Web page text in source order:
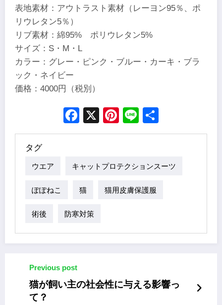
表地素材：アウトラスト素材（レーヨン95％、ポ
リウレタン5％）
リブ素材：綿95% ポリウレタン5%
サイズ：S・M・L
カラー：グレー・ピンク・ブルー・カーキ・ブラ
ック・ネイビー
価格：4000円（税別）
Facebook
X Pinterest
Line
タグ
ウエア キャットプロテクションスーツ
ぽぽねこ 猫 猫用皮膚保護服
術後 防寒対策
Previous post
猫が飼い主の社会性に与える影響っ
て？